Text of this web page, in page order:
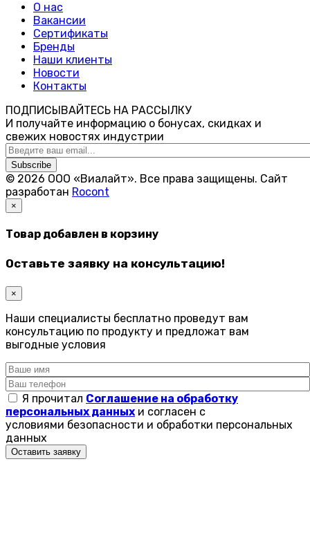
О нас
Вакансии
Сертификаты
Бренды
Наши клиенты
Новости
Контакты
ПОДПИСЫВАЙТЕСЬ НА РАССЫЛКУ
И получайте информацию о бонусах, скидках и
свежих новостях индустрии
Subscribe
© 2026 ООО «Виалайт». Все права защищены. Cайт
разработан Rocont
×
Товар добавлен в корзину
Оставьте заявку на консультацию!
×
Наши специалисты бесплатно проведут вам
консультацию по продукту и предложат вам
выгодные условия
Я прочитал Соглашение на обработку
персональных данных и согласен с
условиями безопасности и обработки персональных
данных
Оставить заявку